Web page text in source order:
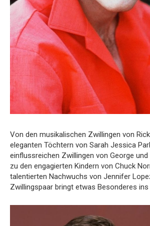
Von den musikalischen Zwillingen von
eleganten Töchtern von Sarah Jessica
einflussreichen Zwillingen von George
zu den engagierten Kindern von Chuck
talentierten Nachwuchs von Jennifer
Zwillingspaar bringt etwas Besonderes ins